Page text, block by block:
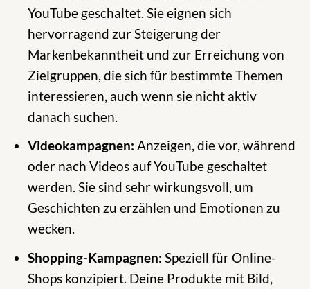
YouTube geschaltet. Sie eignen sich
hervorragend zur Steigerung der
Markenbekanntheit und zur Erreichung von
Zielgruppen, die sich für bestimmte Themen
interessieren, auch wenn sie nicht aktiv
danach suchen.
Videokampagnen: Anzeigen, die vor, während
oder nach Videos auf YouTube geschaltet
werden. Sie sind sehr wirkungsvoll, um
Geschichten zu erzählen und Emotionen zu
wecken.
Shopping-Kampagnen: Speziell für Online-
Shops konzipiert. Deine Produkte mit Bild,